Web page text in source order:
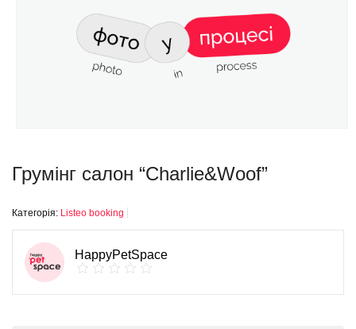
Грумінг салон “Charlie&Woof”
Категорія: Listeo booking
HappyPetSpace